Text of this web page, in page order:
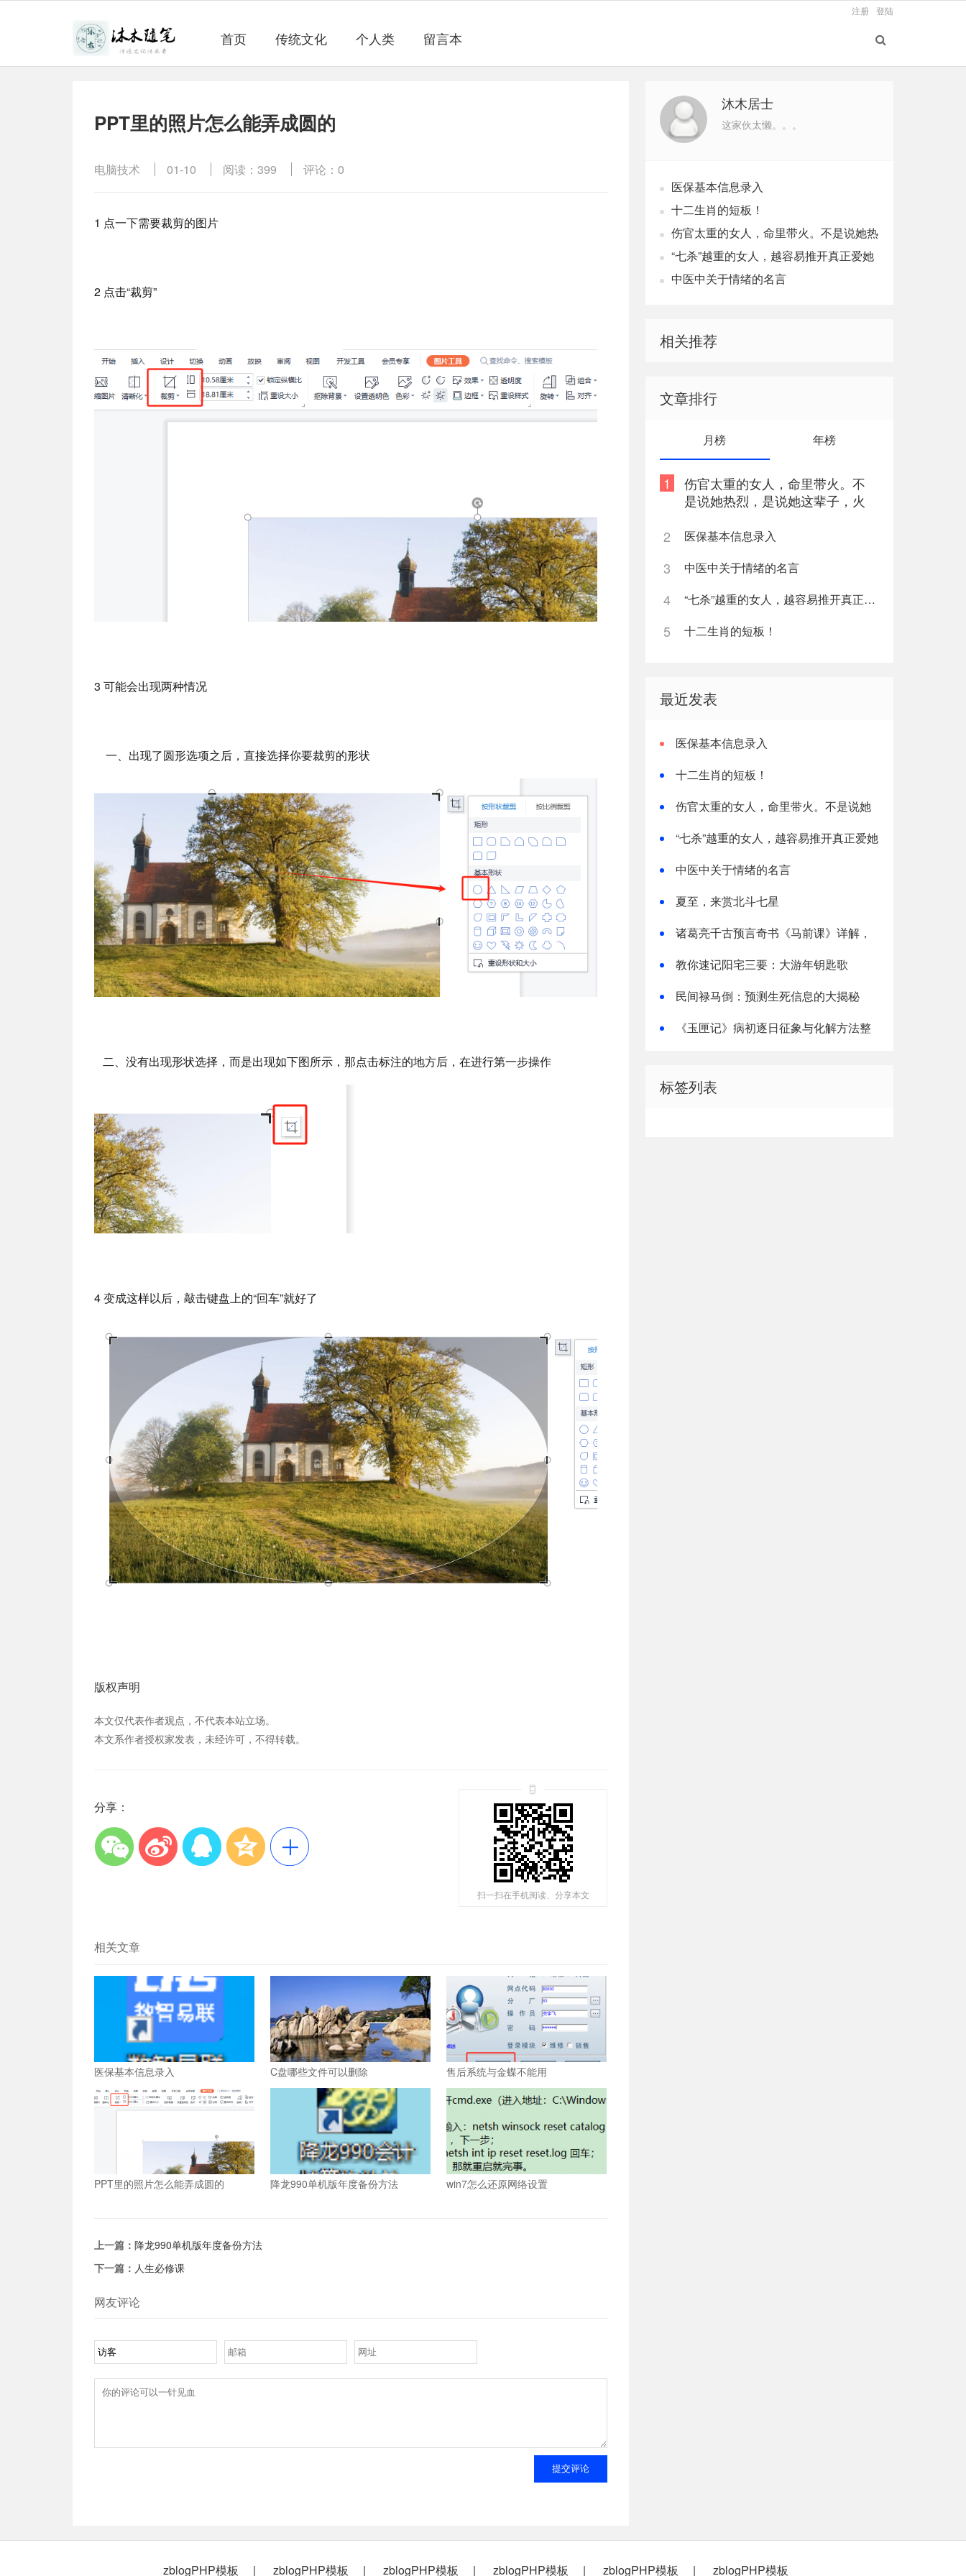
登陆
注册
首页 传统文化 个人类 留言本
PPT里的照片怎么能弄成圆的
电脑技术 01-10 阅读：399 评论：0
1 点一下需要裁剪的图片
2 点击“裁剪”
3 可能会出现两种情况
一、出现了圆形选项之后，直接选择你要裁剪的形状
二、没有出现形状选择，而是出现如下图所示，那点击标注的地方后，在进行第一步操作
4 变成这样以后，敲击键盘上的“回车”就好了
版权声明
本文仅代表作者观点，不代表本站立场。
本文系作者授权家发表，未经许可，不得转载。
分享：
扫一扫在手机阅读、分享本文
相关文章
医保基本信息录入 C盘哪些文件可以删除 售后系统与金蝶不能用
PPT里的照片怎么能弄成圆的 降龙990单机版年度备份方法 win7怎么还原网络设置
上一篇： 降龙990单机版年度备份方法
下一篇： 人生必修课
网友评论
提交评论
沐木居士
这家伙太懒。。。
医保基本信息录入
十二生肖的短板！
伤官太重的女人，命里带火。不是说她热
烈，是说她这辈子，火总往外烧
“七杀”越重的女人，越容易推开真正爱她
的人中医中关于情绪的名言
相关推荐
文章排行
月榜 年榜
1
伤官太重的女人，命里带火。不
是说她热烈，是说她这辈子，火
2
医保基本信息录入
3 中医中关于情绪的名言
4 “七杀”越重的女人，越容易推开真正爱她的人
5 十二生肖的短板！
最近发表
医保基本信息录入
十二生肖的短板！
伤官太重的女人，命里带火。不是说她
“七杀”越重的女人，越容易推开真正爱她
中医中关于情绪的名言
夏至，来赏北斗七星
诸葛亮千古预言奇书《马前课》详解，
教你速记阳宅三要：大游年钥匙歌
民间禄马倒：预测生死信息的大揭秘
《玉匣记》病初逐日征象与化解方法整
标签列表
zblogPHP模板 zblogPHP模板 zblogPHP模板 zblogPHP模板 zblogPHP模板 zblogPHP模板